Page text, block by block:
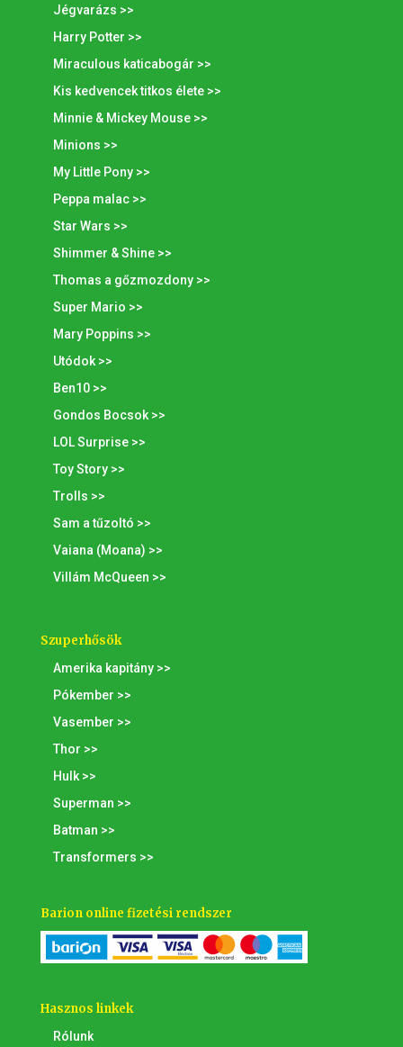
Jégvarázs >>
Harry Potter >>
Miraculous katicabogár >>
Kis kedvencek titkos élete >>
Minnie & Mickey Mouse >>
Minions >>
My Little Pony >>
Peppa malac >>
Star Wars >>
Shimmer & Shine >>
Thomas a gőzmozdony >>
Super Mario >>
Mary Poppins >>
Utódok >>
Ben10 >>
Gondos Bocsok >>
LOL Surprise >>
Toy Story >>
Trolls >>
Sam a tűzoltó >>
Vaiana (Moana) >>
Villám McQueen >>
Szuperhősök
Amerika kapitány >>
Pókember >>
Vasember >>
Thor >>
Hulk >>
Superman >>
Batman >>
Transformers >>
Barion online fizetési rendszer
Hasznos linkek
Rólunk